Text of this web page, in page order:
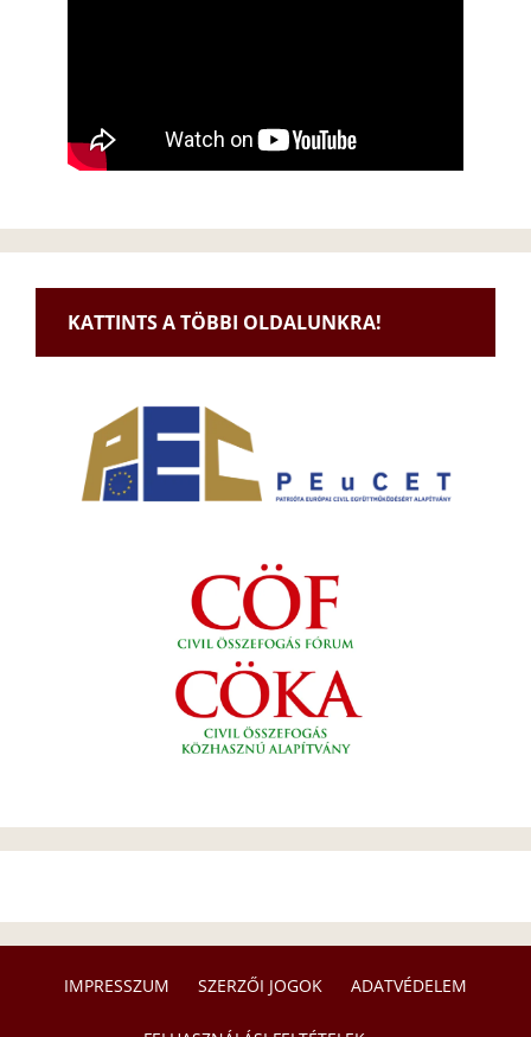
KATTINTS A TÖBBI OLDALUNKRA!
IMPRESSZUM SZERZŐI JOGOK ADATVÉDELEM